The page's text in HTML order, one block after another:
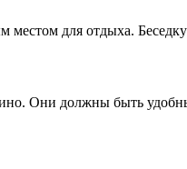
для отдыха.
Они должны быть